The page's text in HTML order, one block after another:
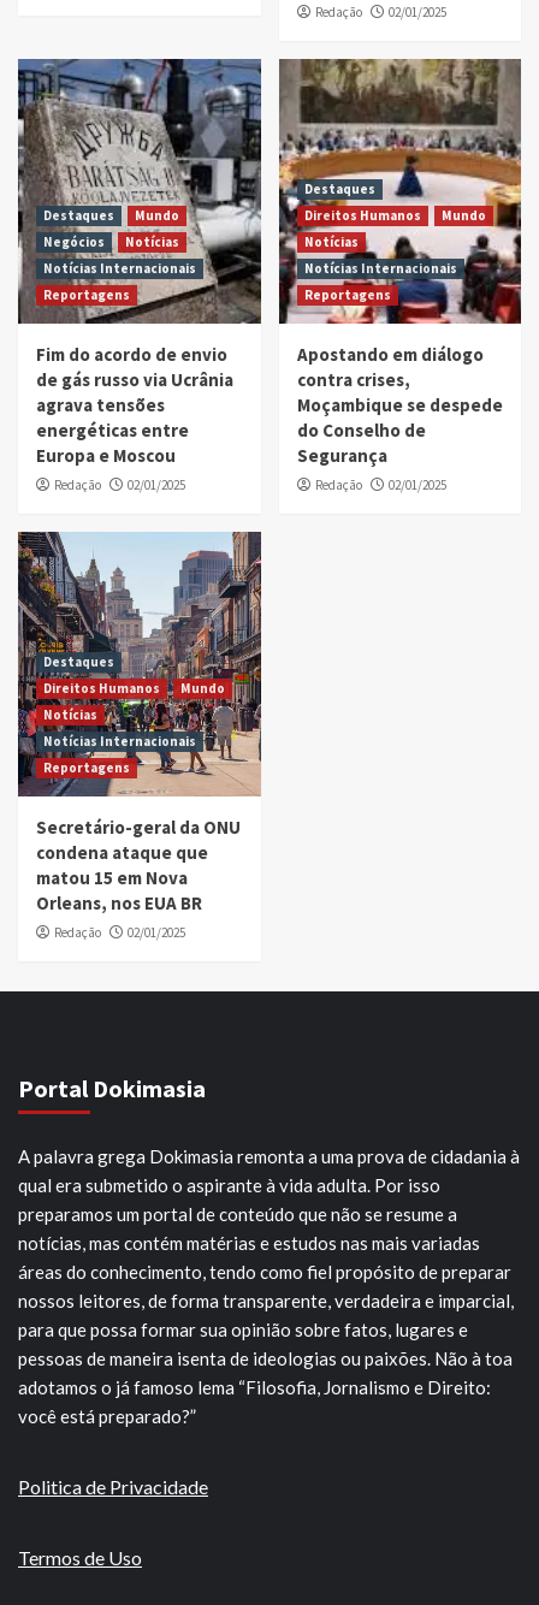
Redação 02/01/2025
Destaques
Mundo
Negócios
Notícias
Notícias Internacionais
Reportagens
Fim do acordo de envio
de gás russo via Ucrânia
agrava tensões
energéticas entre
Europa e Moscou
Redação 02/01/2025
Destaques
Direitos Humanos
Mundo
Notícias
Notícias Internacionais
Reportagens
Apostando em diálogo
contra crises,
Moçambique se despede
do Conselho de
Segurança
Redação 02/01/2025
Destaques
Direitos Humanos
Mundo
Notícias
Notícias Internacionais
Reportagens
Secretário-geral da ONU
condena ataque que
matou 15 em Nova
Orleans, nos EUA BR
Redação 02/01/2025
Portal Dokimasia
A palavra grega Dokimasia remonta a uma prova de cidadania à
qual era submetido o aspirante à vida adulta. Por isso
preparamos um portal de conteúdo que não se resume a
notícias, mas contém matérias e estudos nas mais variadas
áreas do conhecimento, tendo como fiel propósito de preparar
nossos leitores, de forma transparente, verdadeira e imparcial,
para que possa formar sua opinião sobre fatos, lugares e
pessoas de maneira isenta de ideologias ou paixões. Não à toa
adotamos o já famoso lema “Filosofia, Jornalismo e Direito:
você está preparado?”
Politica de Privacidade
Termos de Uso